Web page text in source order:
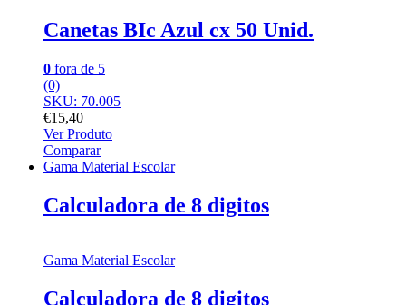
Canetas BIc Azul cx 50 Unid.
0 fora de 5
(0)
SKU: 70.005
€15,40
Ver Produto
Comparar
Gama Material Escolar
Calculadora de 8 digitos
Gama Material Escolar
Calculadora de 8 digitos